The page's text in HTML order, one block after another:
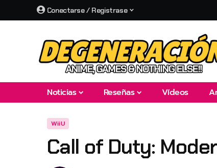
Conectarse / Registrase
Noticias Reseñas Vídeos
WiiU
Call of Duty: